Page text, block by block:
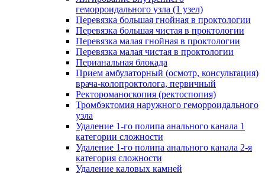
геморроидального узла (1 узел)
Перевязка большая гнойная в проктологии
Перевязка большая чистая в проктологии
Перевязка малая гнойная в проктологии
Перевязка малая чистая в проктологии
Перианальная блокада
Прием амбулаторный (осмотр, консультация)
врача-колопроктолога, первичный
Ректороманоскопия (ректоспопия)
Тромбэктомия наружного геморроидального
узла
Удаление 1-го полипа анального канала 1
категории сложности
Удаление 1-го полипа анального канала 2-я
категория сложности
Удаление каловых камней